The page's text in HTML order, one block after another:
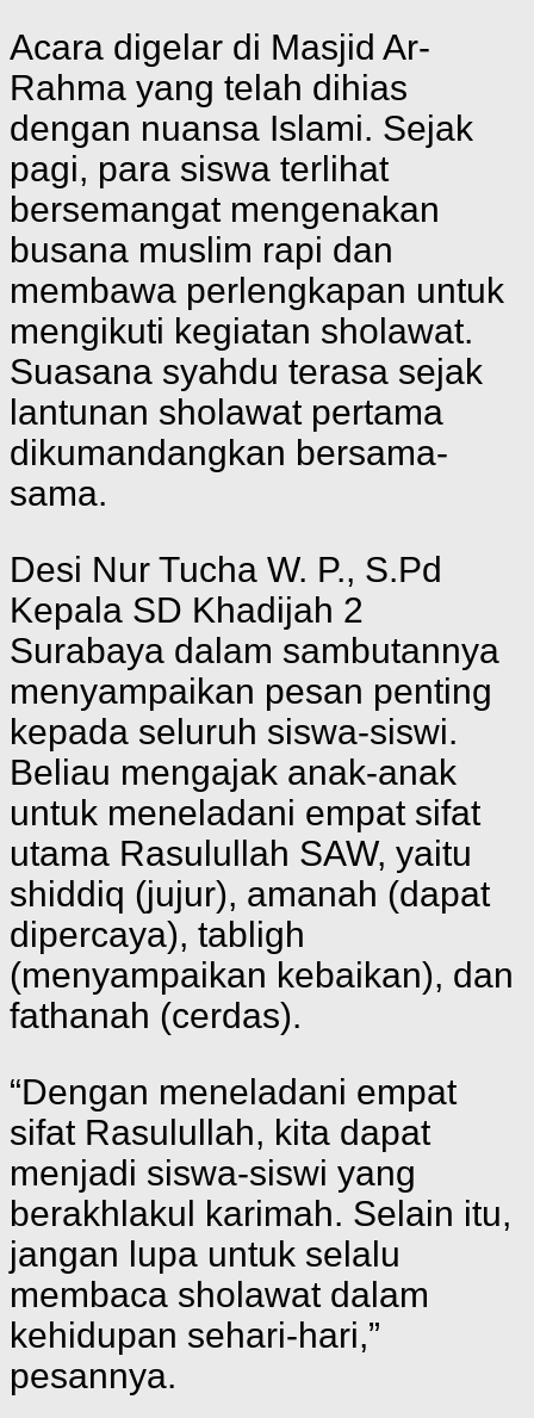
Acara digelar di Masjid Ar-
Rahma yang telah dihias
dengan nuansa Islami. Sejak
pagi, para siswa terlihat
bersemangat mengenakan
busana muslim rapi dan
membawa perlengkapan untuk
mengikuti kegiatan sholawat.
Suasana syahdu terasa sejak
lantunan sholawat pertama
dikumandangkan bersama-
sama.
Desi Nur Tucha W. P., S.Pd
Kepala SD Khadijah 2
Surabaya dalam sambutannya
menyampaikan pesan penting
kepada seluruh siswa-siswi.
Beliau mengajak anak-anak
untuk meneladani empat sifat
utama Rasulullah SAW, yaitu
shiddiq (jujur), amanah (dapat
dipercaya), tabligh
(menyampaikan kebaikan), dan
fathanah (cerdas).
“Dengan meneladani empat
sifat Rasulullah, kita dapat
menjadi siswa-siswi yang
berakhlakul karimah. Selain itu,
jangan lupa untuk selalu
membaca sholawat dalam
kehidupan sehari-hari,”
pesannya.